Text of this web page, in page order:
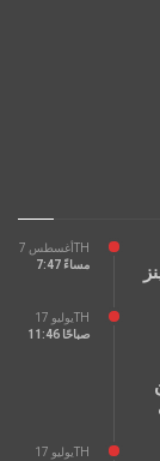
أغسطس 7TH
7:47 مساءً
يوليو 17TH
11:46 صباحًا
يوليو 17TH